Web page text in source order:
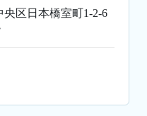
央区日本橋室町1-2-6